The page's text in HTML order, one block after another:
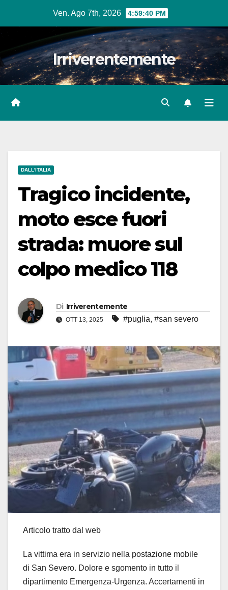
Ven. Ago 7th, 2026 4:59:42 PM
Irriverentemente
DALL'ITALIA
Tragico incidente,
moto esce fuori
strada: muore sul
colpo medico 118
Di Irriverentemente
OTT 13, 2025 #puglia, #san severo
Articolo tratto dal web
La vittima era in servizio nella postazione mobile
di San Severo. Dolore e sgomento in tutto il
dipartimento Emergenza-Urgenza. Accertamenti in